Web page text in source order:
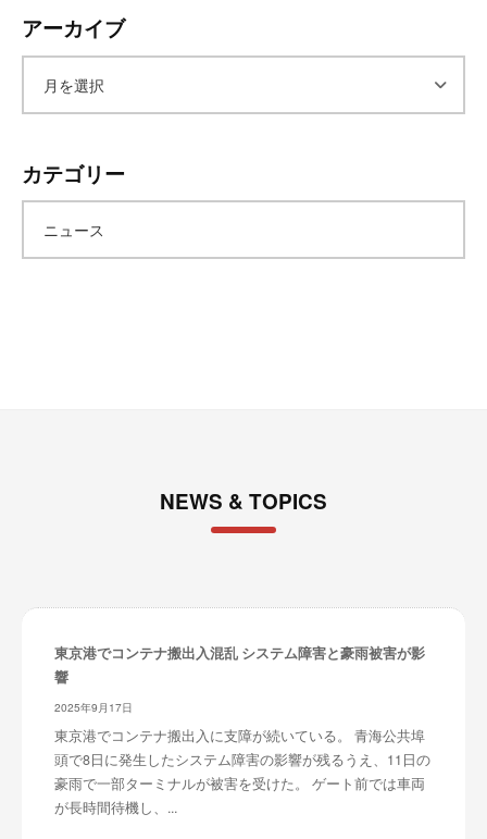
アーカイブ
カ
イ
カテゴリー
ニュース
NEWS & TOPICS
東京港でコンテナ搬出入混乱 システム障害と豪雨被害が影
響
2025年9月17日
東京港でコンテナ搬出入に支障が続いている。 青海公共埠
頭で8日に発生したシステム障害の影響が残るうえ、11日の
豪雨で一部ターミナルが被害を受けた。 ゲート前では車両
が長時間待機し、...